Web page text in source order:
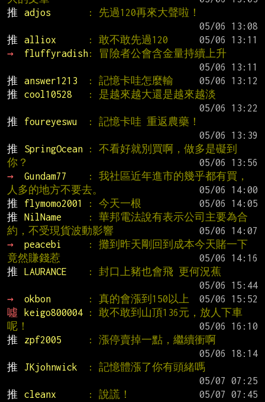
推
adjos
: 先過120再來大聲啦！
推
alliox : 敢不敢先過120
→
fluffyradish: 冒險者公會含金量持續上升
推
answer1213 : 記憶卡哇怎麼輸
推
cool10528
: 是越來越大還是越來越淡
推
foureyeswu
: 記憶卡哇 重返農藥！
推
SpringOcean
: 不看好就別買啊，做多是礙到
你？
→
Gundam77
: 我社區近年進市的幾乎都有買，
人多的地方不要去。
推
flymomo2001 : 今天一根
推
NilName
: 華邦電法說有表示公司主要為合
約，不受現貨波動影響
→
peacebi
: 攤到昨天剛回到成本今天賭一下
竟然賺錢惹
推
LAURANCE
: 封口上豬也會飛 更何況蕉
→
okbon : 真的會漲到150以上
噓
keigo800004
: 敢不敢到山頂136元，放人下車
呢！
推
zpf2005
: 漲停賣掉一點，繼續衝啊
推
JKjohnwick
: 記憶體漲了你有頭緒嗎
推
cleanx : 說謊！